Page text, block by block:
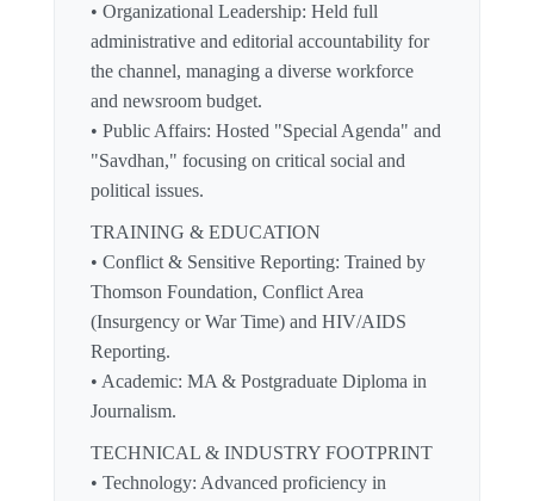
• Organizational Leadership: Held full
administrative and editorial accountability for
the channel, managing a diverse workforce
and newsroom budget.
• Public Affairs: Hosted "Special Agenda" and
"Savdhan," focusing on critical social and
political issues.
TRAINING & EDUCATION
• Conflict & Sensitive Reporting: Trained by
Thomson Foundation, Conflict Area
(Insurgency or War Time) and HIV/AIDS
Reporting.
• Academic: MA & Postgraduate Diploma in
Journalism.
TECHNICAL & INDUSTRY FOOTPRINT
• Technology: Advanced proficiency in